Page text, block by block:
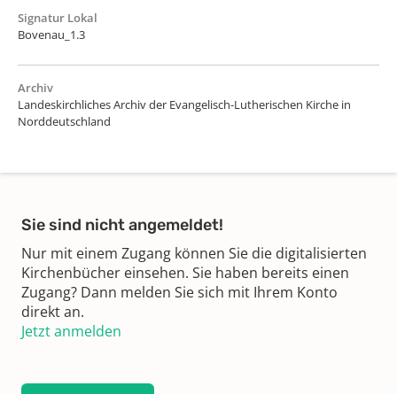
Signatur Lokal
Bovenau_1.3
Archiv
Landeskirchliches Archiv der Evangelisch-Lutherischen Kirche in
Norddeutschland
Sie sind nicht angemeldet!
Nur mit einem Zugang können Sie die digitalisierten
Kirchenbücher einsehen. Sie haben bereits einen
Zugang? Dann melden Sie sich mit Ihrem Konto
direkt an.
Jetzt anmelden